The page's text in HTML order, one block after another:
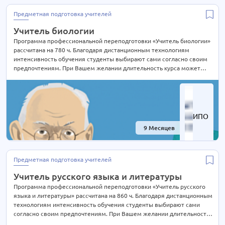
Менеджмент в различных сферах 9 курсов
Металлургия 12 курсов
Метрология
Нефтегазовое дело 18 курсов
Охрана труда и безопасность 25 курсов
Педагогика профессионального образования
Подъемные сооружения и лифты 8 курсов
Пожарно-технический минимум (ПТМ) 3 курса
Практическая психология 24 курса
Продукты питания - технология производства
Проектирование 12 курсов
Профессии 0 курсов
Психология 81 курс
Реклама и PR 4 курса
ИПО
9 Месяцев -77%
Предметная подготовка учителей
Учитель биологии
Программа профессиональной переподготовки «Учитель биологии»
рассчитана на 780 ч. Благодаря дистанционным технологиям
интенсивность обучения студенты выбирают сами согласно своим
предпочтениям. При Вашем желании длительность курса может
телефону на сайте или отправьте нам заявку для консультации.
Предметная подготовка учителей
Учитель русского языка и литературы
Программа профессиональной переподготовки «Учитель русского
языка и литературы» рассчитана на 860 ч. Благодаря дистанционным
технологиям интенсивность обучения студенты выбирают сами
согласно своим предпочтениям. При Вашем желании длительность